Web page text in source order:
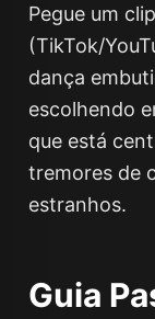
Pegue um
(TikTok/
dança
escolhendo
que está
tremores de
estranhos.
Guia